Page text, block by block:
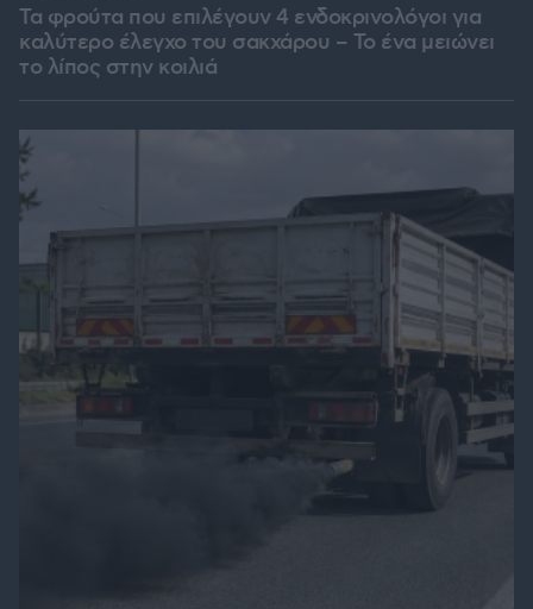
Τα φρούτα που επιλέγουν 4 ενδοκρινολόγοι για
καλύτερο έλεγχο του σακχάρου – Το ένα μειώνει
το λίπος στην κοιλιά